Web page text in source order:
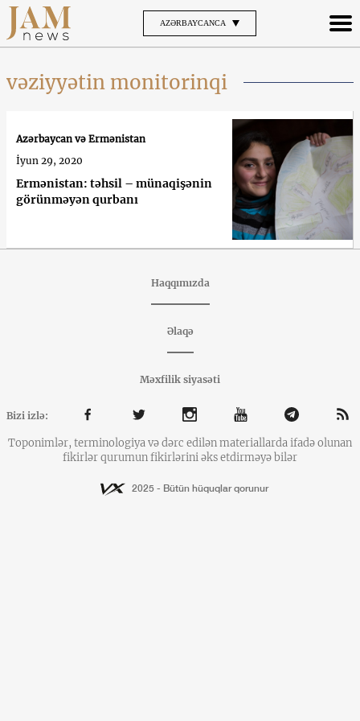
AZƏRBAYCANCA
vəziyyətin monitorinqi
Ermənistan: təhsil – münaqişənin
görünməyən qurbanı
Azərbaycan və Ermənistan
İyun 29, 2020
Haqqımızda
Əlaqə
Məxfilik siyasəti
Bizi izlə:
Toponimlər, terminologiya və dərc edilən materiallarda ifadə olunan
fikirlər qurumun fikirlərini əks etdirməyə bilər
2025 - Bütün hüquqlar qorunur